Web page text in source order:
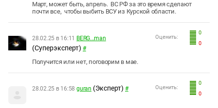
Март, может быть, апрель. ВС РФ за это время сделают
почти все, чтобы выбить ВСУ из Курской области.
0
0
Оценить:
28.02.25 в 16:11 BERG...man
(Суперэксперт) #
Получится или нет, поговорим в мае.
0
0
Оценить:
28.02.25 в 16:58 guran (Эксперт) #